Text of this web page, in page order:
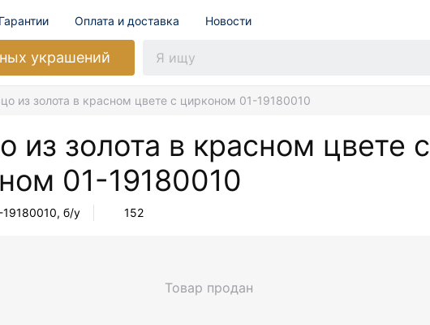
Гарантии Оплата и доставка Новости
украшений
из золота в красном цвете с цирконом 01-19180010
из золота в красном цвете с
01-19180010
19180010, б/у 152
Товар продан